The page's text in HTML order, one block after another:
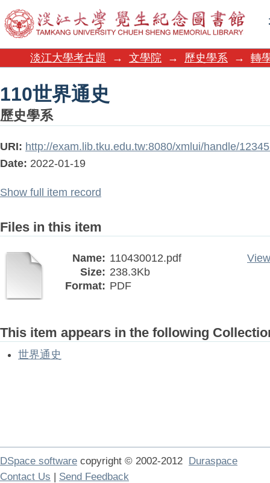
110世界通史
淡江大學考古題 → 文學院 → 歷史學系 → 轉
110世界通史
歷史學系
URI: http://exam.lib.tku.edu.tw:8080/xmlui/handle/
Date: 2022-01-19
Show full item record
Files in this item
Name: 110430012.pdf
Size: 238.3Kb
Format: PDF
This item appears in the following
世界通史
DSpace software copyright © 2002-2012 Duraspace
Contact Us | Send Feedback